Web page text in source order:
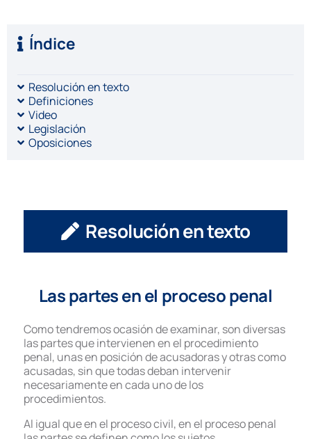
Índice
Resolución en texto
Definiciones
Video
Legislación
Oposiciones
Resolución en texto
Las partes en el proceso penal
Como tendremos ocasión de examinar, son diversas
las partes que intervienen en el procedimiento
penal, unas en posición de acusadoras y otras como
acusadas, sin que todas deban intervenir
necesariamente en cada uno de los
procedimientos.
Al igual que en el proceso civil, en el proceso penal